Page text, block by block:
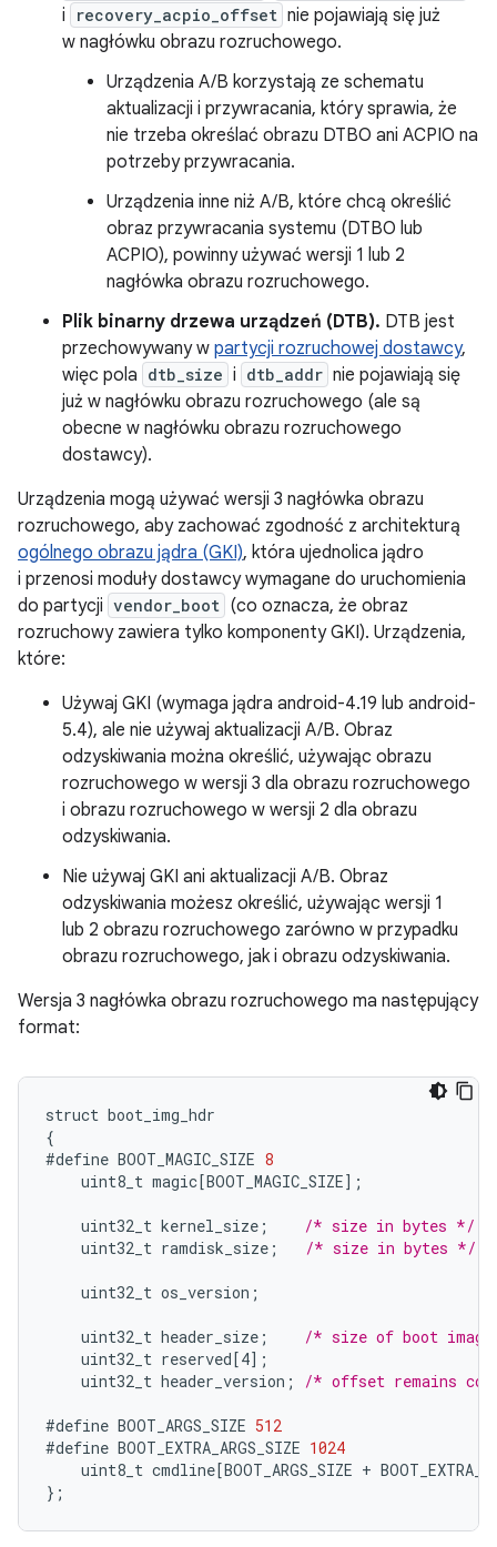
i recovery_acpio_offset nie pojawiają się już
w nagłówku obrazu rozruchowego.
Urządzenia A/B korzystają ze schematu
aktualizacji i przywracania, który sprawia, że
nie trzeba określać obrazu DTBO ani ACPIO na
potrzeby przywracania.
Urządzenia inne niż A/B, które chcą określić
obraz przywracania systemu (DTBO lub
ACPIO), powinny używać wersji 1 lub 2
nagłówka obrazu rozruchowego.
Plik binarny drzewa urządzeń (DTB). DTB jest
przechowywany w partycji rozruchowej dostawcy,
więc pola dtb_size i dtb_addr nie pojawiają się
już w nagłówku obrazu rozruchowego (ale są
obecne w nagłówku obrazu rozruchowego
dostawcy).
Urządzenia mogą używać wersji 3 nagłówka obrazu
rozruchowego, aby zachować zgodność z architekturą
ogólnego obrazu jądra (GKI), która ujednolica jądro
i przenosi moduły dostawcy wymagane do uruchomienia
do partycji vendor_boot (co oznacza, że obraz
rozruchowy zawiera tylko komponenty GKI). Urządzenia,
które:
Używaj GKI (wymaga jądra android-4.19 lub android-
5.4), ale nie używaj aktualizacji A/B. Obraz
odzyskiwania można określić, używając obrazu
rozruchowego w wersji 3 dla obrazu rozruchowego
i obrazu rozruchowego w wersji 2 dla obrazu
odzyskiwania.
Nie używaj GKI ani aktualizacji A/B. Obraz
odzyskiwania możesz określić, używając wersji 1
lub 2 obrazu rozruchowego zarówno w przypadku
obrazu rozruchowego, jak i obrazu odzyskiwania.
Wersja 3 nagłówka obrazu rozruchowego ma następujący
format:
struct boot_img_hdr
{
#define BOOT_MAGIC_SIZE 8
uint8_t magic[BOOT_MAGIC_SIZE] ;
uint32_t kernel_size ;
/* size in bytes */
uint32_t ramdisk_size ; /* size in bytes */
uint32_t os_version ;
uint32_t header_size ;
/* size of boot
uint32_t reserved[4] ;
uint32_t header_version ; /* offset remains
#define BOOT_ARGS_SIZE 512
#define BOOT_EXTRA_ARGS_SIZE 1024
uint8_t cmdline[BOOT_ARGS_SIZE +
} ;